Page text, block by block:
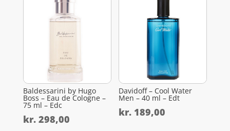
Baldessarini by Hugo
Boss – Eau de Cologne –
75 ml – Edc
kr.298,00
Davidoff – Cool Water
Men – 40 ml – Edt
kr. 189,00